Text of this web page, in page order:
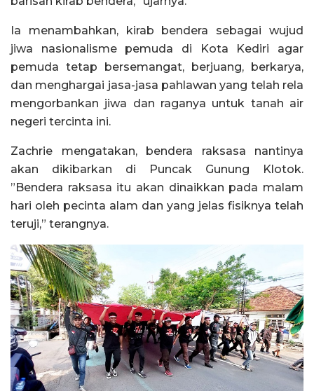
Ia menambahkan, kirab bendera sebagai wujud
jiwa nasionalisme pemuda di Kota Kediri agar
pemuda tetap bersemangat, berjuang, berkarya,
dan menghargai jasa-jasa pahlawan yang telah rela
mengorbankan jiwa dan raganya untuk tanah air
negeri tercinta ini.
Zachrie mengatakan, bendera raksasa nantinya
akan dikibarkan di Puncak Gunung Klotok.
”Bendera raksasa itu akan dinaikkan pada malam
hari oleh pecinta alam dan yang jelas fisiknya telah
teruji,” terangnya.